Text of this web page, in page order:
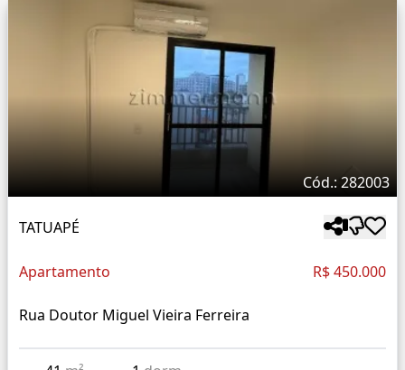
Cód.: 282003
TATUAPÉ
Apartamento R$ 450.000
Rua Doutor Miguel Vieira Ferreira